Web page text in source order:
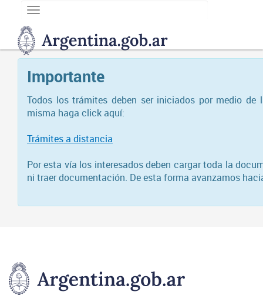
DNGU
Dirección
Nacional
de
Gestión
Importante
Todos los trámites deben ser iniciados por medio
misma haga click aquí:
Trámites a distancia
Por esta vía los interesados deben cargar toda la
ni traer documentación. De esta forma avanzamos